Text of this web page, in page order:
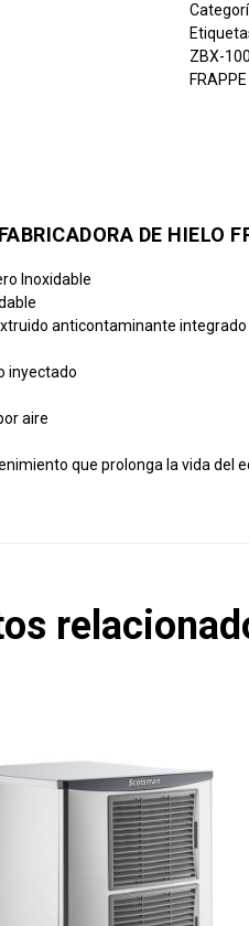
ZBX-
FRAPPE
FABRICADORA DE HIELO
Inoxidable
anticontaminante integrado
inyectado
aire
que prolonga la vida del